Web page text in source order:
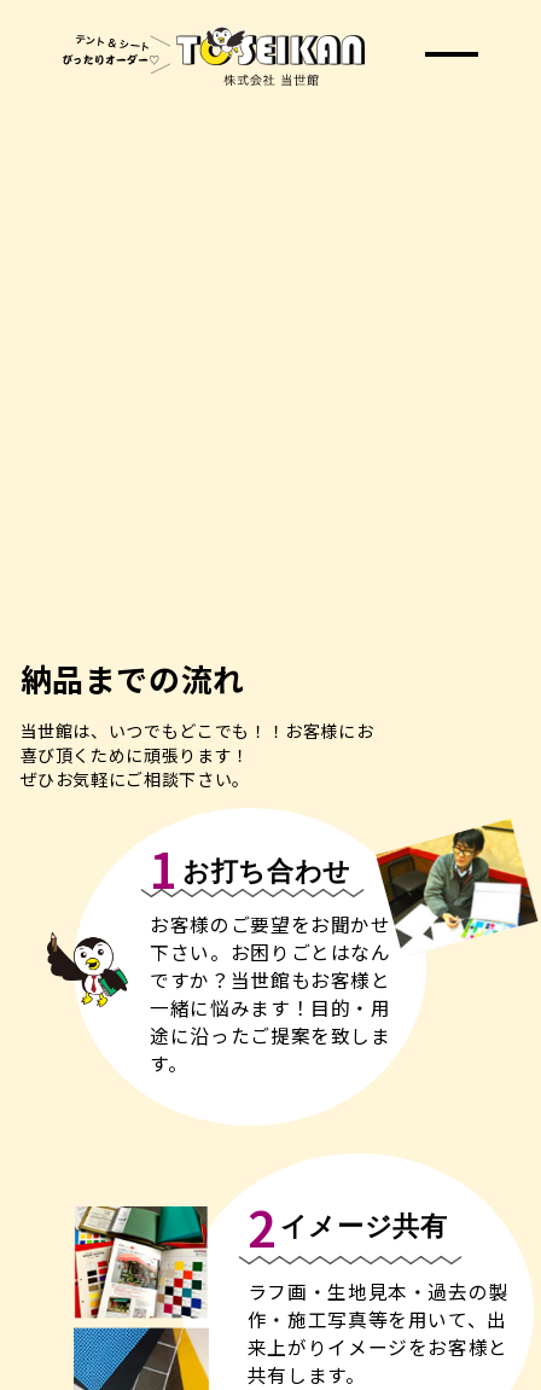
納品までの流れ
当世館は、いつでもどこでも！！お客様にお
喜び頂くために頑張ります！
ぜひお気軽にご相談下さい。
1 お打ち合わせ
お客様のご要望をお聞かせ
下さい。 お困りごとはなん
ですか？ 当世館もお客様と
一緒に悩みます！ 目的・用
途に沿ったご提案を致しま
す。
2 イメージ共有
ラフ画・生地見本・過去の製
作・施工写真等を用いて、出
来上がりイメージをお客様と
共有します。